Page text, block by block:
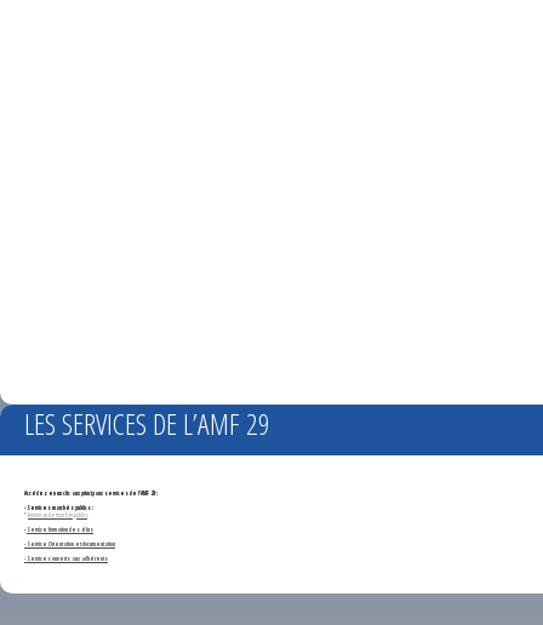
LES SERVICES DE L’AMF 29
Accédez en un clic aux principaux services de l'AMF 29 :
- Services marchés publics :
*Annonces de marchés publics
-Service formation des élus
- Service Orientation et documentation
- Services ouverts aux adhérents